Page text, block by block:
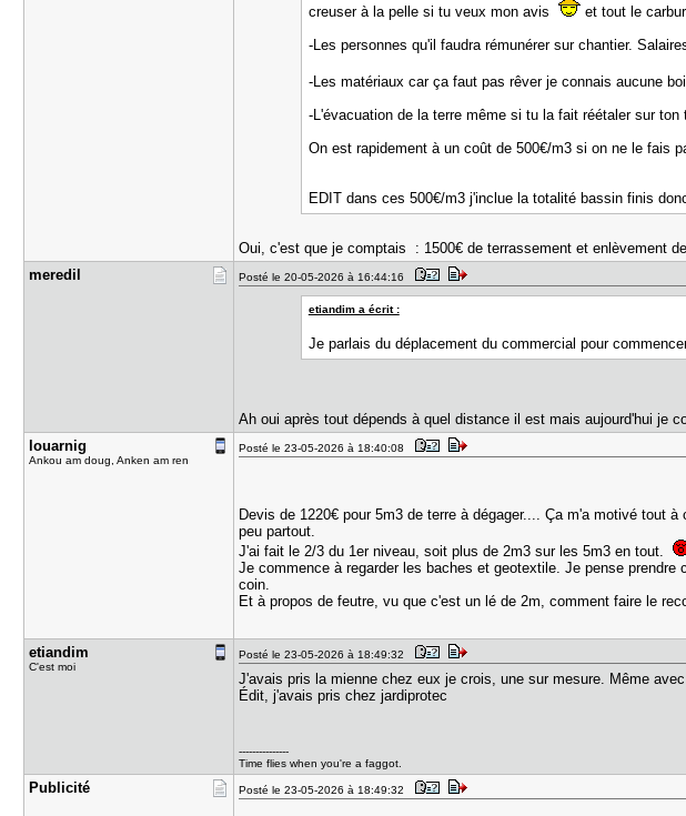
creuser à la pelle si tu veux mon avis
et tout le
-Les personnes qu'il faudra rémunérer sur chantier.
-Les matériaux car ça faut pas rêver je connais aucune
-L'évacuation de la terre même si tu la fait réétaler sur
On est rapidement à un coût de 500€/m3 si on ne le fais
EDIT dans ces 500€/m3 j'inclue la totalité bassin finis
Oui, c'est que je comptais : 1500€ de terrassement et enlèvement
meredil
Posté le 20-05-2026 à 16:44:16
etiandim a écrit :
Je parlais du déplacement du commercial pour
Ah oui après tout dépends à quel distance il est mais aujourd'hui je
louarnig
Ankou am doug, Anken am ren
Posté le 23-05-2026 à 18:40:08
Devis de 1220€ pour 5m3 de terre à dégager.... Ça m'a motivé tout à
peu partout.
J'ai fait le 2/3 du 1er niveau, soit plus de 2m3 sur les 5m3 en tout.
Je commence à regarder les baches et geotextile. Je pense
coin.
Et à propos de feutre, vu que c'est un lé de 2m, comment faire le
etiandim
C'est moi
Posté le 23-05-2026 à 18:49:32
J'avais pris la mienne chez eux je crois, une sur mesure. Même
Édit, j'avais pris chez jardiprotec
---------------
Time flies when you're a faggot.
Publicité Posté le 23-05-2026 à 18:49:32